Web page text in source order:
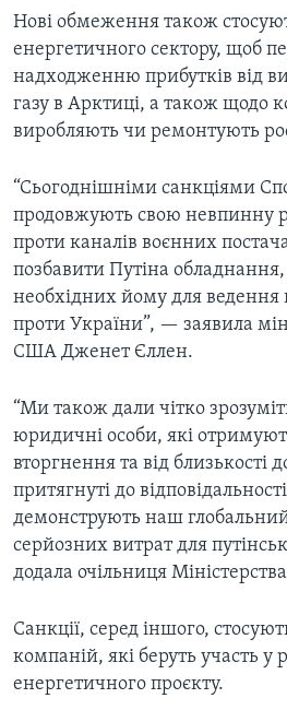
Нові обмеження також
енергетичного сектору, щоб
надходженню прибутків від
газу в Арктиці, а також щодо
виробляють чи ремонтують
“Сьогоднішніми санкціями
продовжують свою невпинну
проти каналів воєнних
позбавити Путіна обладнання,
необхідних йому для ведення
проти України”, — заявила
США Дженет Єллен.
“Ми також дали чітко
юридичні особи, які
вторгнення та від близькості
притягнуті до
демонструють наш
серйозних витрат для
додала очільниця
Санкції, серед іншого,
компаній, які беруть участь у
енергетичного проєкту.